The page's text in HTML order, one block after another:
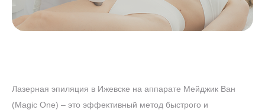
Лазерная эпиляция в Ижевске на аппарате Мейджик Ван
(Magic One) – это эффективный метод быстрого и